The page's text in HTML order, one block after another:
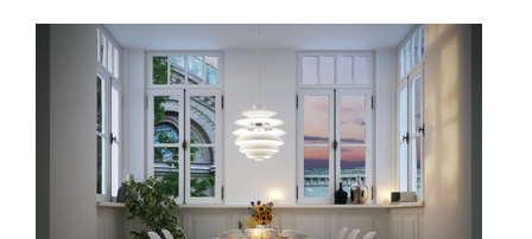
den
Wahnsinn
überleben“